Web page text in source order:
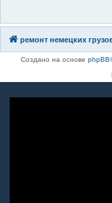
ремонт немецких
Создано на основе phpBB